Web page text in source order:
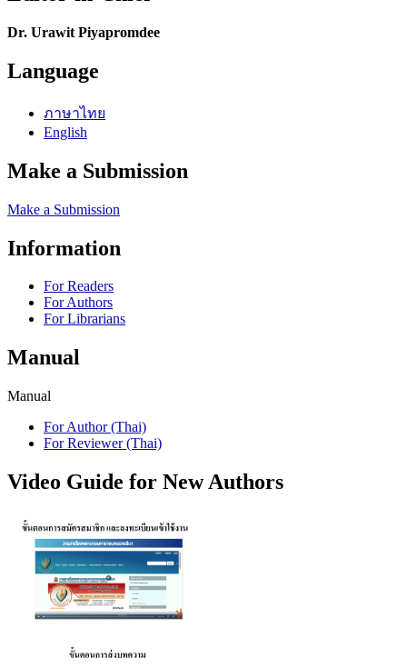
Dr. Urawit Piyapromdee
Language
ภาษาไทย
English
Make a Submission
Make a Submission
Information
For Readers
For Authors
For Librarians
Manual
Manual
For Author (Thai)
For Reviewer (Thai)
Video Guide for New Authors